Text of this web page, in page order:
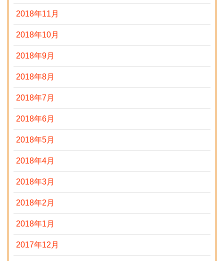
2018年11月
2018年10月
2018年9月
2018年8月
2018年7月
2018年6月
2018年5月
2018年4月
2018年3月
2018年2月
2018年1月
2017年12月